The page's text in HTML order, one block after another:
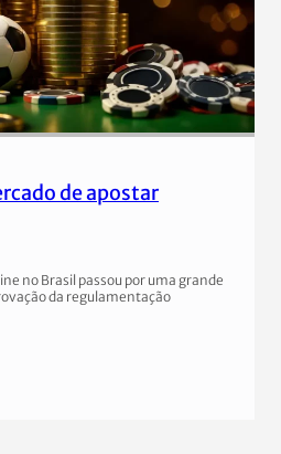
de apostar
no Brasil passou por uma grande
da regulamentação